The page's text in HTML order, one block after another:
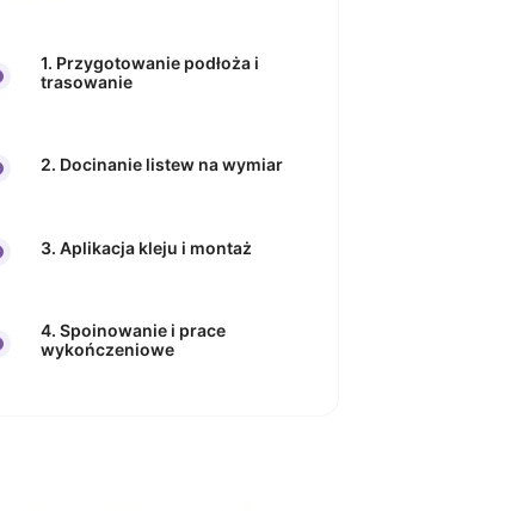
1. Przygotowanie podłoża i
trasowanie
2. Docinanie listew na wymiar
3. Aplikacja kleju i montaż
4. Spoinowanie i prace
wykończeniowe